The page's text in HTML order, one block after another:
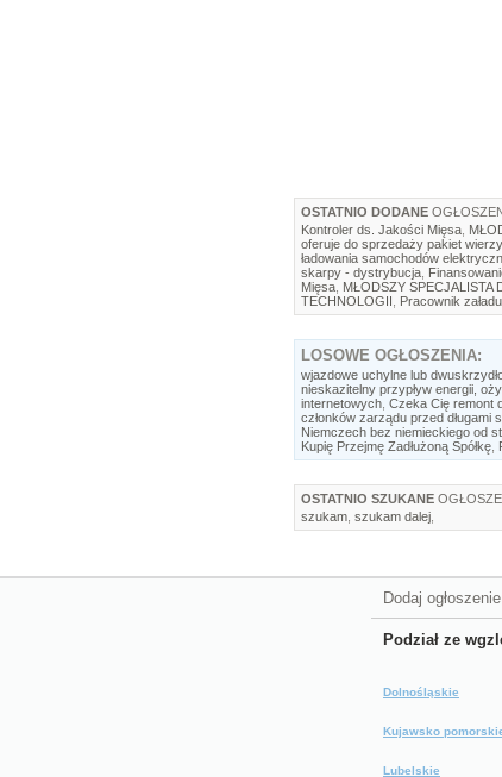
OSTATNIO DODANE
Kontroler ds. Jakości Mięsa
oferuje do sprzedaży pakiet
ładowania samochodów
skarpy - dystrybucja
Mięsa MŁODSZY SPECJALISTA
TECHNOLOGII
Pracownik
LOSOWE OGŁOSZENIA:
wjazdowe uchylne lub
nieskazitelny przypływ energii,
internetowych Czeka Cię remont
członków zarządu przed długami
Niemczech bez niemieckiego od
Kupię Przejmę Zadłużoną Spółkę
OSTATNIO SZUKANE
szukam szukam dalej
Dodaj ogłoszenie
Podział ze
Dolnośląskie
Kujawsko
Lubelskie